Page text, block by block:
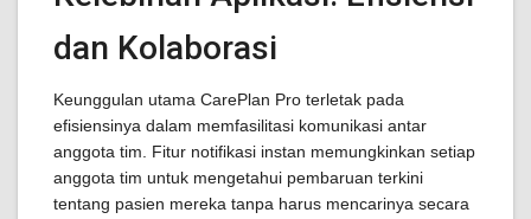
dan Kolaborasi
Keunggulan utama CarePlan Pro terletak pada
efisiensinya dalam memfasilitasi komunikasi antar
anggota tim. Fitur notifikasi instan memungkinkan setiap
anggota tim untuk mengetahui pembaruan terkini
tentang pasien mereka tanpa harus mencarinya secara